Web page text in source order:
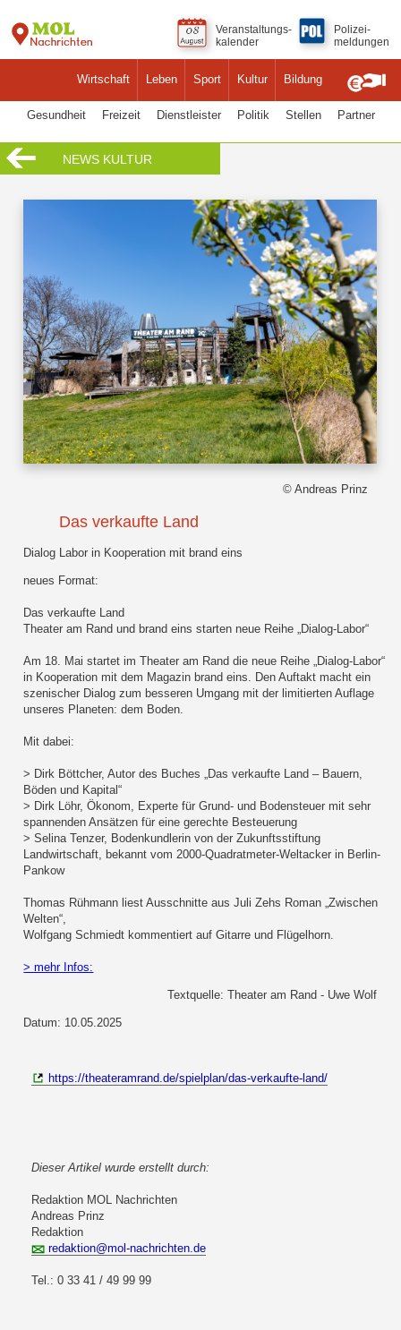
Wirtschaft Leben Sport Kultur Bildung
Veranstaltungs-
kalender
Polizei-
meldungen
Gesundheit Freizeit Dienstleister Politik Stellen Partner
NEWS KULTUR
© Andreas Prinz
Das verkaufte Land
Dialog Labor in Kooperation mit brand eins
neues Format:
Das verkaufte Land
Theater am Rand und brand eins starten neue Reihe „Dialog-Labor“
Am 18. Mai startet im Theater am Rand die neue Reihe „Dialog-Labor“
in Kooperation mit dem Magazin brand eins. Den Auftakt macht ein
szenischer Dialog zum besseren Umgang mit der limitierten Auflage
unseres Planeten: dem Boden.
Mit dabei:
> Dirk Böttcher, Autor des Buches „Das verkaufte Land – Bauern,
Böden und Kapital“
> Dirk Löhr, Ökonom, Experte für Grund- und Bodensteuer mit sehr
spannenden Ansätzen für eine gerechte Besteuerung
> Selina Tenzer, Bodenkundlerin von der Zukunftsstiftung
Landwirtschaft, bekannt vom 2000-Quadratmeter-Weltacker in Berlin-
Pankow
Thomas Rühmann liest Ausschnitte aus Juli Zehs Roman „Zwischen
Welten“,
Wolfgang Schmiedt kommentiert auf Gitarre und Flügelhorn.
> mehr Infos:
Textquelle: Theater am Rand - Uwe Wolf
Datum: 10.05.2025
https://theateramrand.de/spielplan/das-verkaufte-land/
Dieser Artikel wurde erstellt durch:
Redaktion MOL Nachrichten
Andreas Prinz
Redaktion
redaktion@mol-nachrichten.de
Tel.: 0 33 41 / 49 99 99